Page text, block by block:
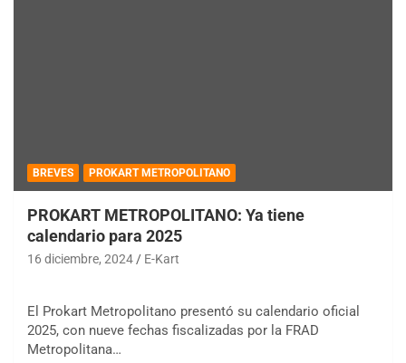
BREVES PROKART METROPOLITANO
PROKART METROPOLITANO: Ya tiene
calendario para 2025
16 diciembre, 2024 E-Kart
El Prokart Metropolitano presentó su calendario oficial
2025, con nueve fechas fiscalizadas por la FRAD
Metropolitana…